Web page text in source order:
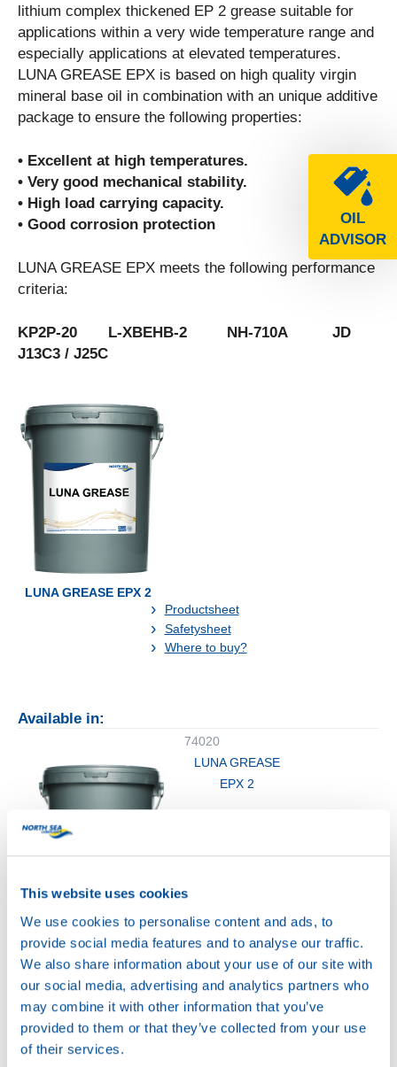
This website uses cookies
We use cookies to personalise content and ads, to
provide social media features and to analyse our traffic.
We also share information about your use of our site with
our social media, advertising and analytics partners who
may combine it with other information that you’ve
provided to them or that they’ve collected from your use
of their services.
OIL
ADVISOR
lithium complex thickened EP 2 grease suitable for
applications within a very wide temperature range and
especially applications at elevated temperatures.
LUNA GREASE EPX is based on high quality virgin
mineral base oil in combination with an unique additive
package to ensure the following properties:
• Excellent at high temperatures.
• Very good mechanical stability.
• High load carrying capacity.
• Good corrosion protection
LUNA GREASE EPX meets the following performance
criteria:
KP2P-20 L-XBEHB-2 NH-710A JD
J13C3 / J25C
LUNA GREASE EPX 2
Productsheet
Safetysheet
Where to buy?
Available in:
18KG
74020
LUNA GREASE
EPX 2
74020
LUNA GREASE
EPX 2
74020
LUNA GREASE
EPX 2
74020
LUNA GREASE